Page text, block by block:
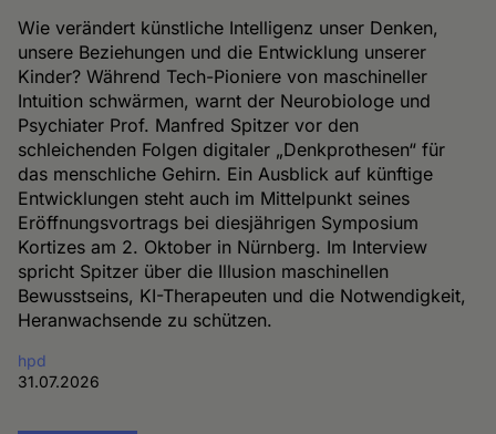
Wie verändert künstliche Intelligenz unser Denken,
unsere Beziehungen und die Entwicklung unserer
Kinder? Während Tech-Pioniere von maschineller
Intuition schwärmen, warnt der Neurobiologe und
Psychiater Prof. Manfred Spitzer vor den
schleichenden Folgen digitaler „Denkprothesen“ für
das menschliche Gehirn. Ein Ausblick auf künftige
Entwicklungen steht auch im Mittelpunkt seines
Eröffnungsvortrags bei diesjährigen Symposium
Kortizes am 2. Oktober in Nürnberg. Im Interview
spricht Spitzer über die Illusion maschinellen
Bewusstseins, KI-Therapeuten und die Notwendigkeit,
Heranwachsende zu schützen.
hpd
31.07.2026